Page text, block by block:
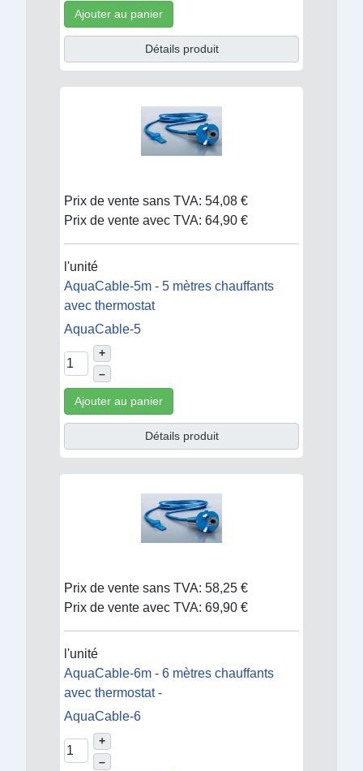
Ajouter au panier
Détails produit
Prix de vente sans TVA: 54,08 €
Prix de vente avec TVA: 64,90 €
l'unité
AquaCable-5m - 5 mètres chauffants
avec thermostat
AquaCable-5
+
–
Ajouter au panier
Détails produit
Prix de vente sans TVA: 58,25 €
Prix de vente avec TVA: 69,90 €
l'unité
AquaCable-6m - 6 mètres chauffants
avec thermostat -
AquaCable-6
+
–